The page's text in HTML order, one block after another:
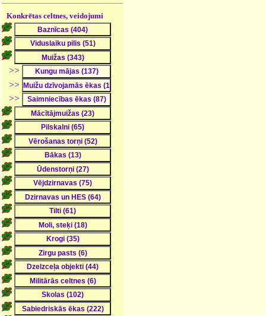
Konkrētas celtnes, veidojumi
>>
>>
>>